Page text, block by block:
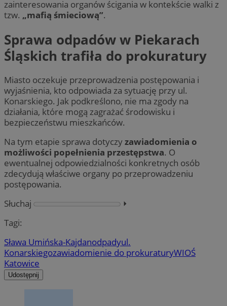
zainteresowania organów ścigania w kontekście walki z
tzw. „mafią śmieciową”.
Sprawa odpadów w Piekarach
Śląskich trafiła do prokuratury
Miasto oczekuje przeprowadzenia postępowania i
wyjaśnienia, kto odpowiada za sytuację przy ul.
Konarskiego. Jak podkreślono, nie ma zgody na
działania, które mogą zagrażać środowisku i
bezpieczeństwu mieszkańców.
Na tym etapie sprawa dotyczyzawiadomienia o
możliwości popełnienia przestępstwa. O
ewentualnej odpowiedzialności konkretnych osób
zdecydują właściwe organy po przeprowadzeniu
postępowania.
Słuchaj
⏵︎
Tagi:
Sława Umińska-Kajdanodpadyul.
Konarskiegozawiadomienie do prokuraturyWIOŚ
Katowice
Udostępnij